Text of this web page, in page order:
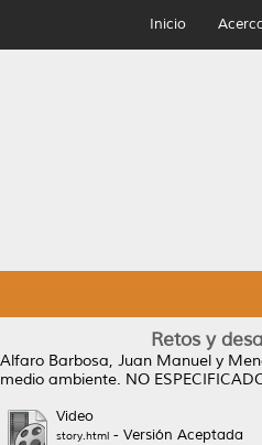
Inicio
Retos y
Alfaro Barbosa, Juan Manuel y
medio ambiente. NO
Video
story.html - Versión Aceptada